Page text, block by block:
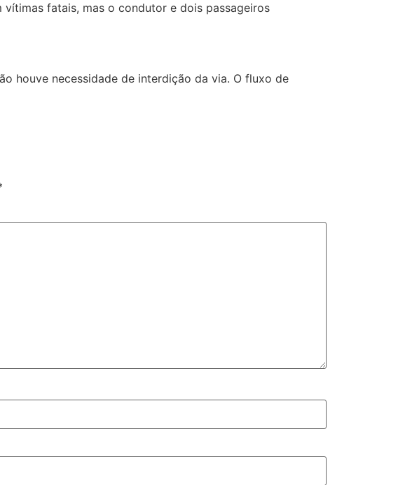
fatais, mas o condutor e dois passageiros
houve necessidade de interdição da via. O fluxo de